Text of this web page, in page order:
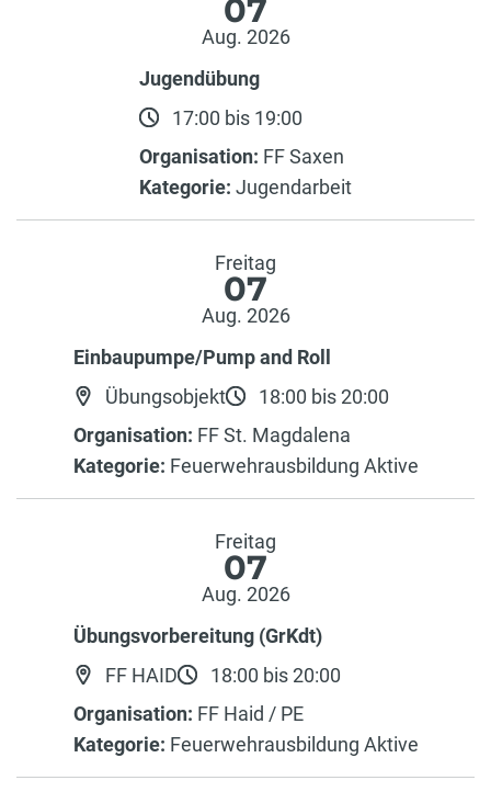
07
Aug. 2026
Jugendübung
17:00 bis 19:00
Organisation: FF Saxen
Kategorie: Jugendarbeit
Freitag
07
Aug. 2026
Einbaupumpe/Pump and Roll
Übungsobjekt
18:00 bis 20:00
Organisation: FF St. Magdalena
Kategorie: Feuerwehrausbildung Aktive
Freitag
07
Aug. 2026
Übungsvorbereitung (GrKdt)
FF HAID
18:00 bis 20:00
Organisation: FF Haid / PE
Kategorie: Feuerwehrausbildung Aktive